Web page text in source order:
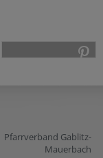
Pfarrverband Gablitz-
Mauerbach